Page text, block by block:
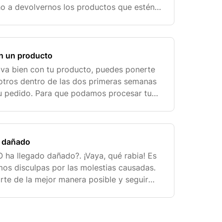
a devolvernos los productos que estén
un producto
bien con tu producto, puedes ponerte
dentro de las dos primeras semanas
Para que podamos procesar tu
ha llegado dañado?. ¡Vaya, qué rabia! Es
disculpas por las molestias causadas.
de la mejor manera posible y seguir